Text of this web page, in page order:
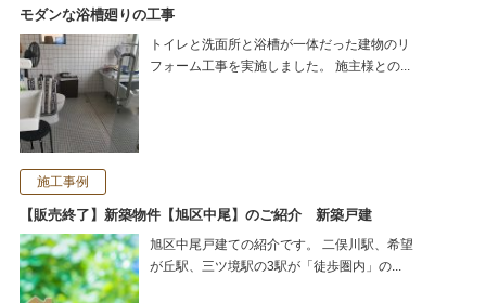
モダンな浴槽廻りの工事
トイレと洗面所と浴槽が一体だった建物のリ
フォーム工事を実施しました。 施主様との...
施工事例
【販売終了】新築物件【旭区中尾】のご紹介 新築戸建
旭区中尾戸建ての紹介です。 二俣川駅、希望
が丘駅、三ツ境駅の3駅が「徒歩圏内」の...